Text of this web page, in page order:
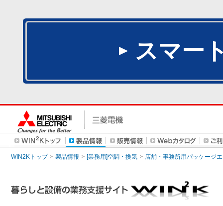
スマー
WIN2Kトップ 製品情報 [業務用]空調・換気 店舗・事務所用パッケージ